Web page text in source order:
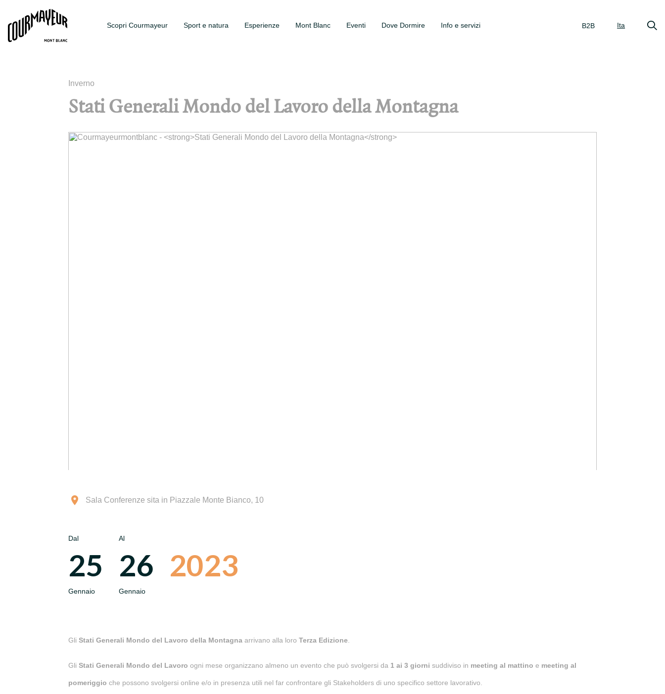
Scopri Courmayeur Sport e natura Esperienze Mont Blanc Eventi Dove Dormire Info e servizi B2B Ita
Inverno
Stati Generali Mondo del Lavoro della Montagna
Sala Conferenze sita in Piazzale Monte Bianco, 10
Dal
25
Gennaio
Al
26
Gennaio
2023
Gli Stati Generali Mondo del Lavoro della Montagna arrivano alla loro Terza Edizione.
Gli Stati Generali Mondo del Lavoro ogni mese organizzano almeno un evento che può svolgersi da 1 ai 3 giorni suddiviso in meeting al mattino e meeting al
pomeriggio che possono svolgersi online e/o in presenza utili nel far confrontare gli Stakeholders di uno specifico settore lavorativo.